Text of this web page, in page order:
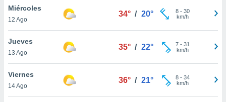
aceptar
de
sitio
En
sean
Miércoles
12 Ago
34° / 20° 8- 30
km/h
Jueves
13 Ago
35° / 22° 7- 31
km/h
Viernes
14 Ago
36° / 21° 8- 34
km/h